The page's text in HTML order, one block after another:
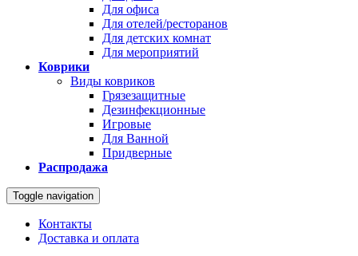
Для офиса
Для отелей/ресторанов
Для детских комнат
Для мероприятий
Коврики
Виды ковриков
Грязезащитные
Дезинфекционные
Игровые
Для Ванной
Придверные
Распродажа
Toggle navigation
Контакты
Доставка и оплата